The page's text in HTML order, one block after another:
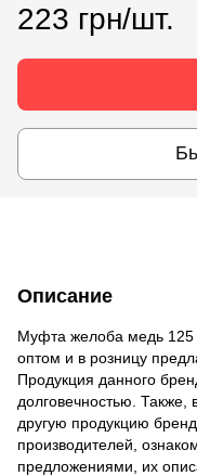
223 грн/шт.
Описание
Муфта желоба медь 125
оптом и в розницу
Продукция данного
долговечностью. Также,
другую продукцию
производителей,
предложениями, их